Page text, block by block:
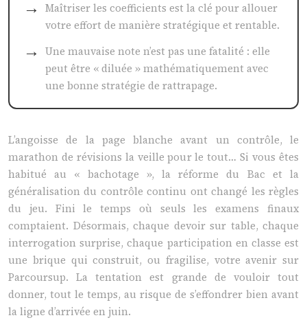
Maîtriser les coefficients est la clé pour allouer
votre effort de manière stratégique et rentable.
Une mauvaise note n’est pas une fatalité : elle
peut être « diluée » mathématiquement avec
une bonne stratégie de rattrapage.
L’angoisse de la page blanche avant un contrôle, le
marathon de révisions la veille pour le tout… Si vous êtes
habitué au « bachotage », la réforme du Bac et la
généralisation du contrôle continu ont changé les règles
du jeu. Fini le temps où seuls les examens finaux
comptaient. Désormais, chaque devoir sur table, chaque
interrogation surprise, chaque participation en classe est
une brique qui construit, ou fragilise, votre avenir sur
Parcoursup. La tentation est grande de vouloir tout
donner, tout le temps, au risque de s’effondrer bien avant
la ligne d’arrivée en juin.